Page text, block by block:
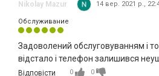
Nikolay Mazur 14 вер. 2021 р.,
Обслуживание
Задоволений обслуговуванням і
відстало і телефон залишився
Відповісти 0 0